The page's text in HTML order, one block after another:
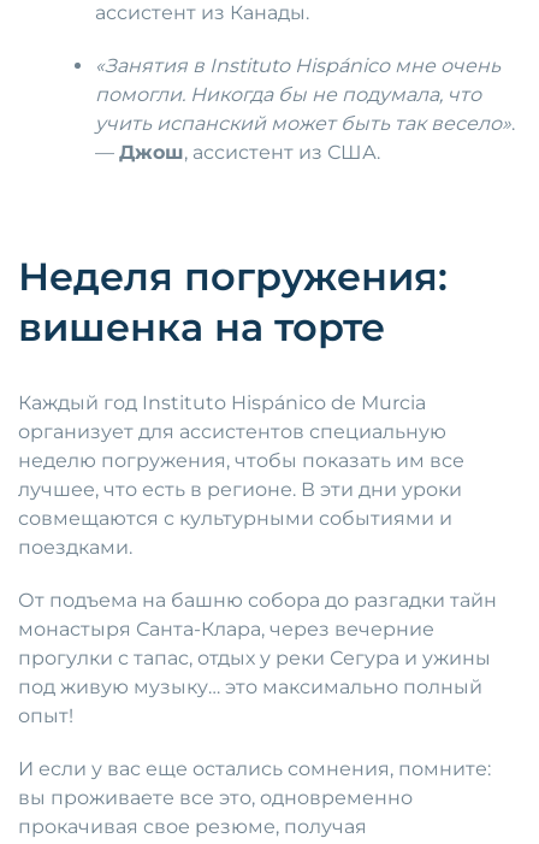
ассистент из Канады.
«Занятия в Instituto Hispánico мне очень
помогли. Никогда бы не подумала, что
учить испанский может быть так весело».
—Джош, ассистент из США.
Неделя погружения:
вишенка на торте
Каждый год Instituto Hispánico de Murcia
организует для ассистентов специальную
неделю погружения, чтобы показать им все
лучшее, что есть в регионе. В эти дни уроки
совмещаются с культурными событиями и
поездками.
От подъема на башню собора до разгадки тайн
монастыря Санта-Клара, через вечерние
прогулки с тапас, отдых у реки Сегура и ужины
под живую музыку… это максимально полный
опыт!
И если у вас еще остались сомнения, помните:
вы проживаете все это, одновременно
прокачивая свое резюме, получая